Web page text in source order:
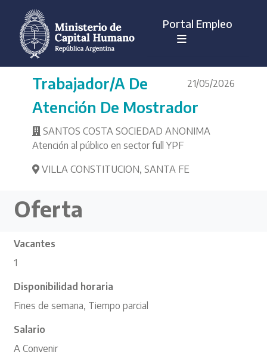
Portal Empleo
21/05/2026
Trabajador/a De
Atención De Mostrador
SANTOS COSTA SOCIEDAD ANONIMA
Atención al público en sector full YPF
VILLA CONSTITUCION, SANTA FE
Oferta
Vacantes
1
Disponibilidad horaria
Fines de semana, Tiempo parcial
Salario
A Convenir